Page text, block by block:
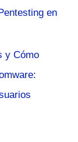
en
y Cómo